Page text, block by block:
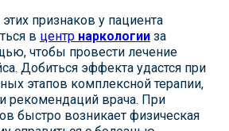
признаков у пациента
в центр наркологии за
чтобы провести лечение
Добиться эффекта удастся при
этапов комплексной терапии,
рекомендаций врача. При
быстро возникает физическая